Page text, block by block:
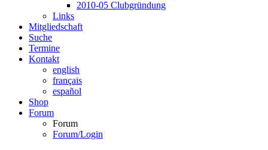
2010-05 Clubgründung
Links
Mitgliedschaft
Suche
Termine
Kontakt
english
français
español
Shop
Forum
Forum
Forum/Login